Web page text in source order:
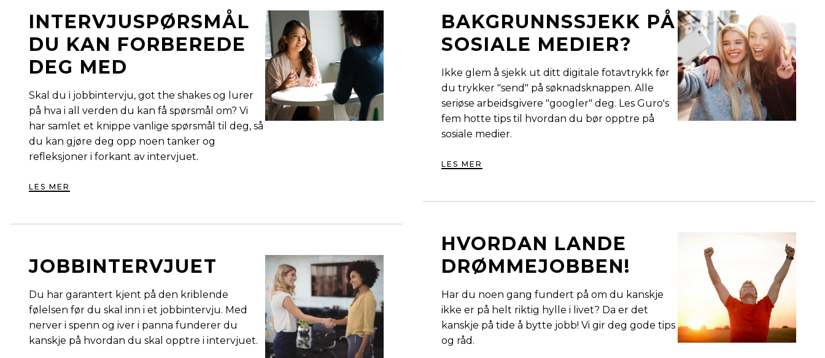
INTERVJUSPØRSMÅL
DU KAN FORBEREDE
DEG MED
Skal du i jobbintervju, got the shakes og lurer
på hva i all verden du kan få spørsmål om? Vi
har samlet et knippe vanlige spørsmål til deg, så
du kan gjøre deg opp noen tanker og
refleksjoner i forkant av intervjuet.
LES MER
JOBBINTERVJUET
Du har garantert kjent på den kriblende
følelsen før du skal inn i et jobbintervju. Med
nerver i spenn og iver i panna funderer du
kanskje på hvordan du skal opptre i intervjuet.
BAKGRUNNSSJEKK PÅ
SOSIALE MEDIER?
Ikke glem å sjekk ut ditt digitale fotavtrykk før
du trykker "send" på søknadsknappen. Alle
seriøse arbeidsgivere "googler" deg. Les Guro's
fem hotte tips til hvordan du bør opptre på
sosiale medier.
LES MER
HVORDAN LANDE
DRØMMEJOBBEN!
Har du noen gang fundert på om du kanskje
ikke er på helt riktig hylle i livet? Da er det
kanskje på tide å bytte jobb! Vi gir deg gode tips
og råd.